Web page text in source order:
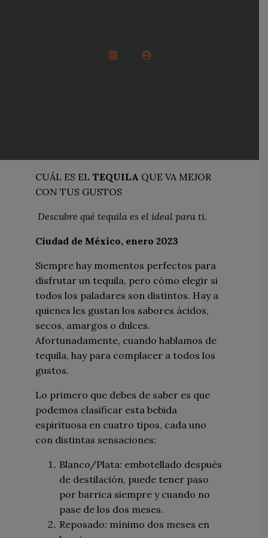
CUÁL ES EL TEQUILA QUE VA MEJOR
CON TUS GUSTOS
Descubre qué tequila es el ideal para ti.
Ciudad de México, enero 2023
Siempre hay momentos perfectos para
disfrutar un tequila, pero cómo elegir si
todos los paladares son distintos. Hay a
quienes les gustan los sabores ácidos,
secos, amargos o dulces.
Afortunadamente, cuando hablamos de
tequila, hay para complacer a todos los
gustos.
Lo primero que debes de saber es que
podemos clasificar esta bebida
espirituosa en cuatro tipos, cada uno
con distintas sensaciones:
Blanco/Plata: embotellado después
de destilación, puede tener paso
por barrica siempre y cuando no
pase de los dos meses.
Reposado: mínimo dos meses en